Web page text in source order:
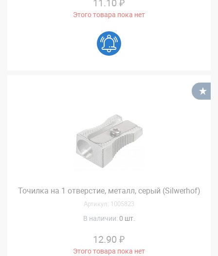
Этого товара пока нет
Точилка на 1 отверстие, металл, серый (Silwerhof)
Артикул: 1005823
В наличии: 0 шт.
12.90 ₽
Этого товара пока нет